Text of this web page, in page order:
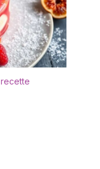
ou
maîtresse
la table
une
et
table ou
d'aliments
votre
la
les fêtes,